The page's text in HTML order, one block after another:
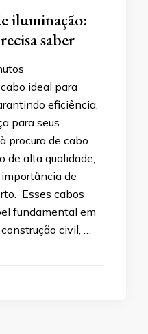
iluminação:
saber
ideal para
eficiência,
para seus
procura de cabo
de alta qualidade,
de
Esses cabos
fundamental em
civil, …